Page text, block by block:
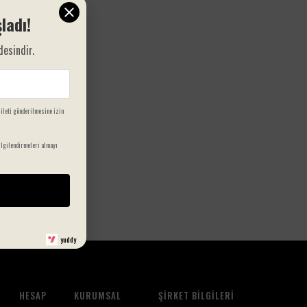
HESAP KURUMSAL ŞIRKET BILGILERI
ileti gönderilmesine izin
almayı
yuddy